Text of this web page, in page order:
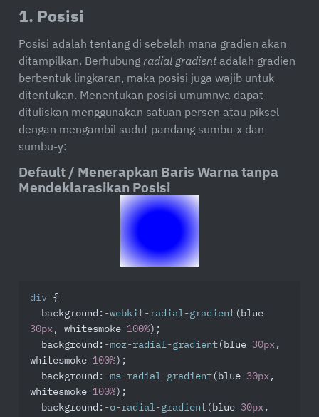
1. Posisi
Posisi adalah tentang di sebelah mana gradien akan
ditampilkan. Berhubung radial gradientadalah gradien
berbentuk lingkaran, maka posisi juga wajib untuk
ditentukan. Menentukan posisi umumnya dapat
dituliskan menggunakan satuan persen atau piksel
dengan mengambil sudut pandang sumbu-x dan
sumbu-y:
Default / Menerapkan Baris Warna tanpa
Mendeklarasikan Posisi
div {
background : -webkit-radial-gradient
30px , whitesmoke 100%);
background : -moz-radial-gradient (blue 30px ,
whitesmoke 100%);
background : -ms-radial-gradient (blue 30px ,
whitesmoke 100%);
background : -o-radial-gradient (blue 30px ,